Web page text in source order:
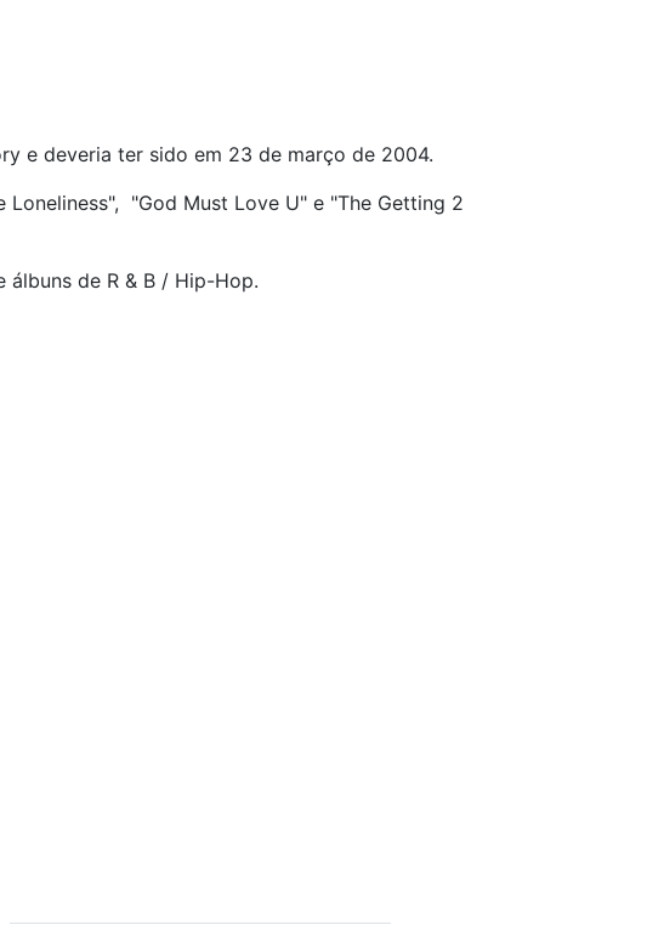
e deveria ter sido em 23 de março de 2004.
"God Must Love U" e "The Getting 2
álbuns de R & B / Hip-Hop.